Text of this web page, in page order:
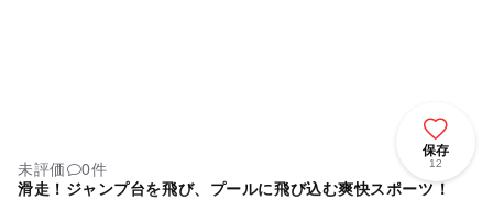
保存
12
未評価
0件
滑走！ジャンプ台を飛び、プールに飛び込む爽快スポーツ！